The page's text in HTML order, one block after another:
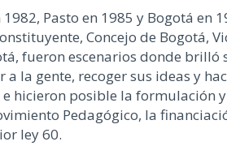
Pasto en 1985 y Bogotá
Concejo de Bogotá,
fueron escenarios donde
la gente, recoger sus ideas y
hicieron posible la formulación
Pedagógico, la
ley 60.